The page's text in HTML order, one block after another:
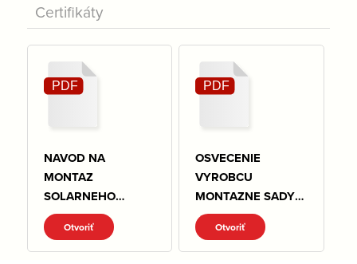
Certifikáty
NAVOD NA
MONTAZ
SOLARNEHO
SYSTEMU.pdf
Otvoriť
OSVECENIE
VYROBCU
MONTAZNE SADY
CS150 CS250
OD2020.pdf
Otvoriť